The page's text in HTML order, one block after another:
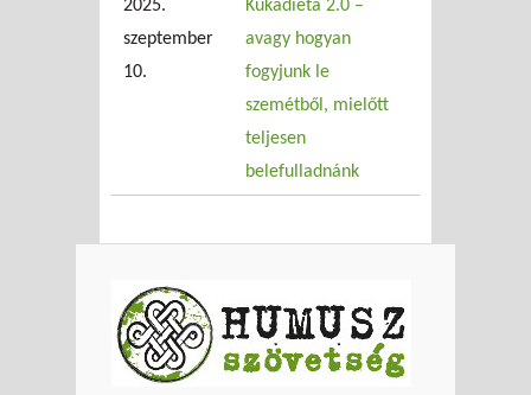
2025.
szeptember
10.
Kukadiéta 2.0 –
avagy hogyan
fogyjunk le
szemétből, mielőtt
teljesen
belefulladnánk